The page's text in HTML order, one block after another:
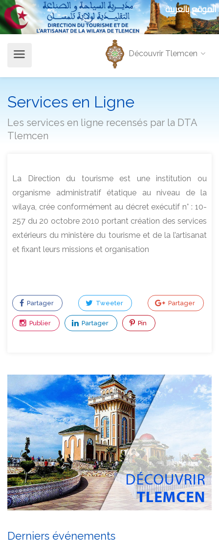
الموقع بالعربية
Découvrir Tlemcen
Services en Ligne
Les services en ligne recensés par la DTA
Tlemcen
La Direction du tourisme est une institution ou
organisme administratif étatique au niveau de la
wilaya, crée conformément au décret exécutif n° : 10-
257 du 20 octobre 2010 portant création des services
extérieurs du ministère du tourisme et de la l’artisanat
et fixant leurs missions et organisation
Partager Tweeter Partager
Publier Partager Pin
Derniers événements